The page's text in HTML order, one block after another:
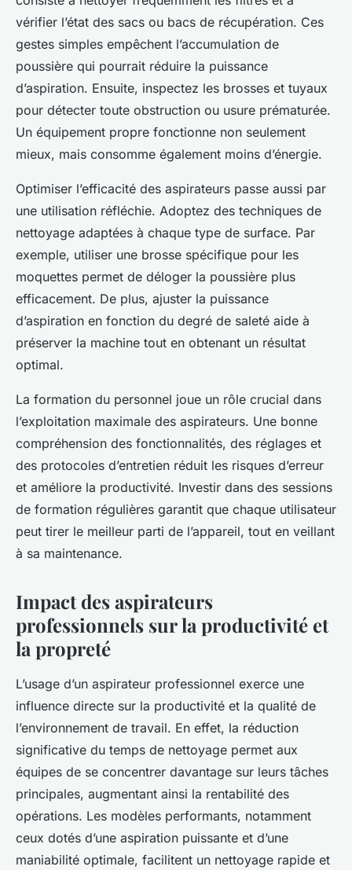
vérifier l’état des sacs ou bacs de récupération. Ces
gestes simples empêchent l’accumulation de
poussière qui pourrait réduire la puissance
d’aspiration. Ensuite, inspectez les brosses et tuyaux
pour détecter toute obstruction ou usure prématurée.
Un équipement propre fonctionne non seulement
mieux, mais consomme également moins d’énergie.
Optimiser l’efficacité des aspirateurs passe aussi par
une utilisation réfléchie. Adoptez des techniques de
nettoyage adaptées à chaque type de surface. Par
exemple, utiliser une brosse spécifique pour les
moquettes permet de déloger la poussière plus
efficacement. De plus, ajuster la puissance
d’aspiration en fonction du degré de saleté aide à
préserver la machine tout en obtenant un résultat
optimal.
La formation du personnel joue un rôle crucial dans
l’exploitation maximale des aspirateurs. Une bonne
compréhension des fonctionnalités, des réglages et
des protocoles d’entretien réduit les risques d’erreur
et améliore la productivité. Investir dans des sessions
de formation régulières garantit que chaque utilisateur
peut tirer le meilleur parti de l’appareil, tout en veillant
à sa maintenance.
Impact des aspirateurs
professionnels sur la productivité et
la propreté
L’usage d’un aspirateur professionnel exerce une
influence directe sur la productivité et la qualité de
l’environnement de travail. En effet, la réduction
significative du temps de nettoyage permet aux
équipes de se concentrer davantage sur leurs tâches
principales, augmentant ainsi la rentabilité des
opérations. Les modèles performants, notamment
ceux dotés d’une aspiration puissante et d’une
maniabilité optimale, facilitent un nettoyage rapide et